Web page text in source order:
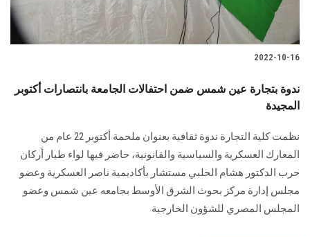
2022-10-16
ندوة بتجارة عين شمس ضمن احتفالات الجامعة بانتصارات أكتوبر
المجيدة
نظمت كلية التجارة ندوة ثقافية بعنوان ملحمة أكتوبر 22 عام من
المعارك العسكرية والسياسية والقانونية، حاضر فيها لواء طيار أركان
حرب الدكتور هشام الحلبي مستشار بأكاديمية ناصر العسكرية وعضو
مجلس إدارة مركز بحوث الشرق الأوسط بجامعه عين شمس وعضو
المجلس المصري للشؤون الخارجية